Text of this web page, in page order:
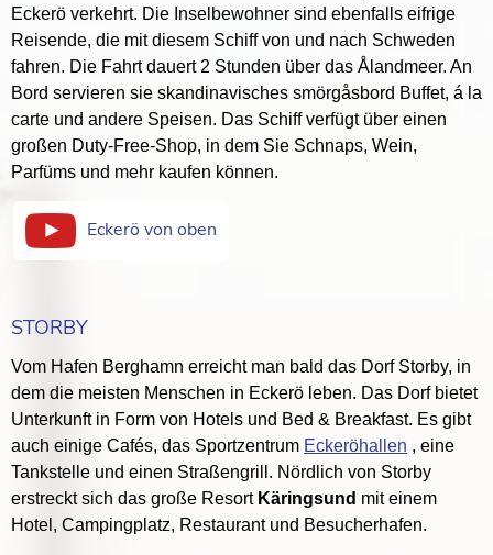
Eckerö verkehrt. Die Inselbewohner sind ebenfalls eifrige
Reisende, die mit diesem Schiff von und nach Schweden
fahren. Die Fahrt dauert 2 Stunden über das Ålandmeer. An
Bord servieren sie skandinavisches smörgåsbord Buffet, á la
carte und andere Speisen. Das Schiff verfügt über einen
großen Duty-Free-Shop, in dem Sie Schnaps, Wein,
Parfüms und mehr kaufen können.
Eckerö von oben
STORBY
Vom Hafen Berghamn erreicht man bald das Dorf Storby, in
dem die meisten Menschen in Eckerö leben. Das Dorf bietet
Unterkunft in Form von Hotels und Bed & Breakfast. Es gibt
auch einige Cafés, das Sportzentrum Eckeröhallen , eine
Tankstelle und einen Straßengrill. Nördlich von Storby
erstreckt sich das große Resort Käringsund mit einem
Hotel, Campingplatz, Restaurant und Besucherhafen.